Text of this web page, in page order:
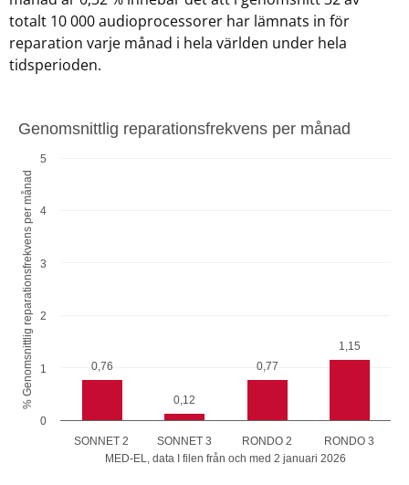
totalt 10 000 audioprocessorer har lämnats in för
reparation varje månad i hela världen under hela
tidsperioden.
MED-EL, data I filen från och med 2 januari 2026
% Genomsnittlig reparationsfrekvens per månad
Genomsnittlig reparationsfrekvens per månad
0,76
0,12
0,77
1,15
SONNET 2 SONNET 3 RONDO 2 RONDO 3
0
1
2
3
4
5